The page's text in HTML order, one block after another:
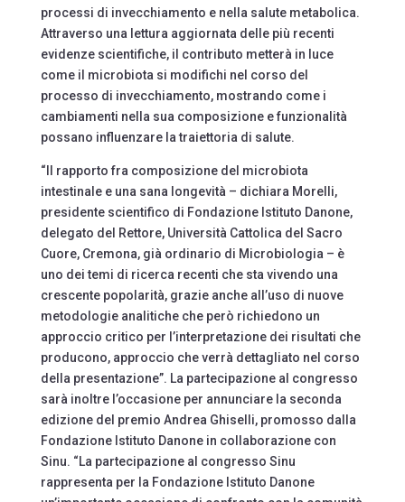
processi di invecchiamento e nella salute metabolica.
Attraverso una lettura aggiornata delle più recenti
evidenze scientifiche, il contributo metterà in luce
come il microbiota si modifichi nel corso del
processo di invecchiamento, mostrando come i
cambiamenti nella sua composizione e funzionalità
possano influenzare la traiettoria di salute.
“Il rapporto fra composizione del microbiota
intestinale e una sana longevità – dichiara Morelli,
presidente scientifico di Fondazione Istituto Danone,
delegato del Rettore, Università Cattolica del Sacro
Cuore, Cremona, già ordinario di Microbiologia – è
uno dei temi di ricerca recenti che sta vivendo una
crescente popolarità, grazie anche all’uso di nuove
metodologie analitiche che però richiedono un
approccio critico per l’interpretazione dei risultati che
producono, approccio che verrà dettagliato nel corso
della presentazione”. La partecipazione al congresso
sarà inoltre l’occasione per annunciare la seconda
edizione del premio Andrea Ghiselli, promosso dalla
Fondazione Istituto Danone in collaborazione con
Sinu. “La partecipazione al congresso Sinu
rappresenta per la Fondazione Istituto Danone